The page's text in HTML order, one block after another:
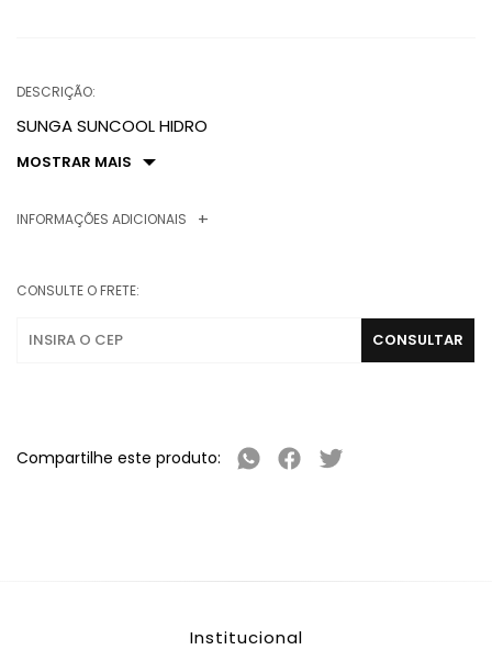
DESCRIÇÃO:
SUNGA SUNCOOL HIDRO
MOSTRAR MAIS
INFORMAÇÕES ADICIONAIS
CONSULTE O FRETE:
Compartilhe este produto:
Institucional